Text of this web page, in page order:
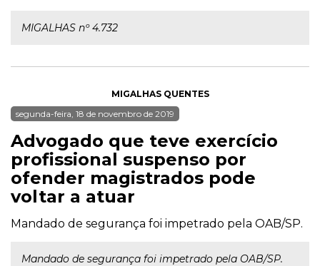
MIGALHAS nº 4.732
MIGALHAS QUENTES
segunda-feira, 18 de novembro de 2019
Advogado que teve exercício
profissional suspenso por
ofender magistrados pode
voltar a atuar
Mandado de segurança foi impetrado pela OAB/SP.
Mandado de segurança foi impetrado pela OAB/SP.